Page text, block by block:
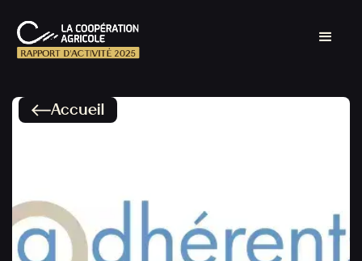
Accueil